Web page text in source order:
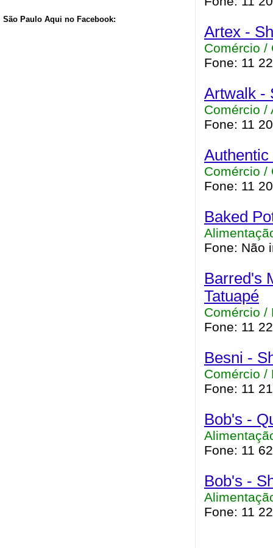
São Paulo Aqui no Facebook:
Artex -
Comércio /
Fone: 11
Artwalk -
Comércio /
Fone: 11
Authentic
Comércio /
Fone: 11
Baked
Fone: Não
Barred's
Tatuapé
Comércio /
Fone: 11
Besni -
Comércio /
Fone: 11
Bob's -
Fone: 11
Bob's -
Fone: 11